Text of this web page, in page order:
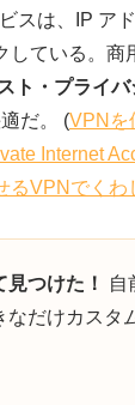
スは、IP ア
している。商
ト・プライバ
だ。 (VPNを
Internet
るVPNでくわ
見つけた！
自
なだけカスタ